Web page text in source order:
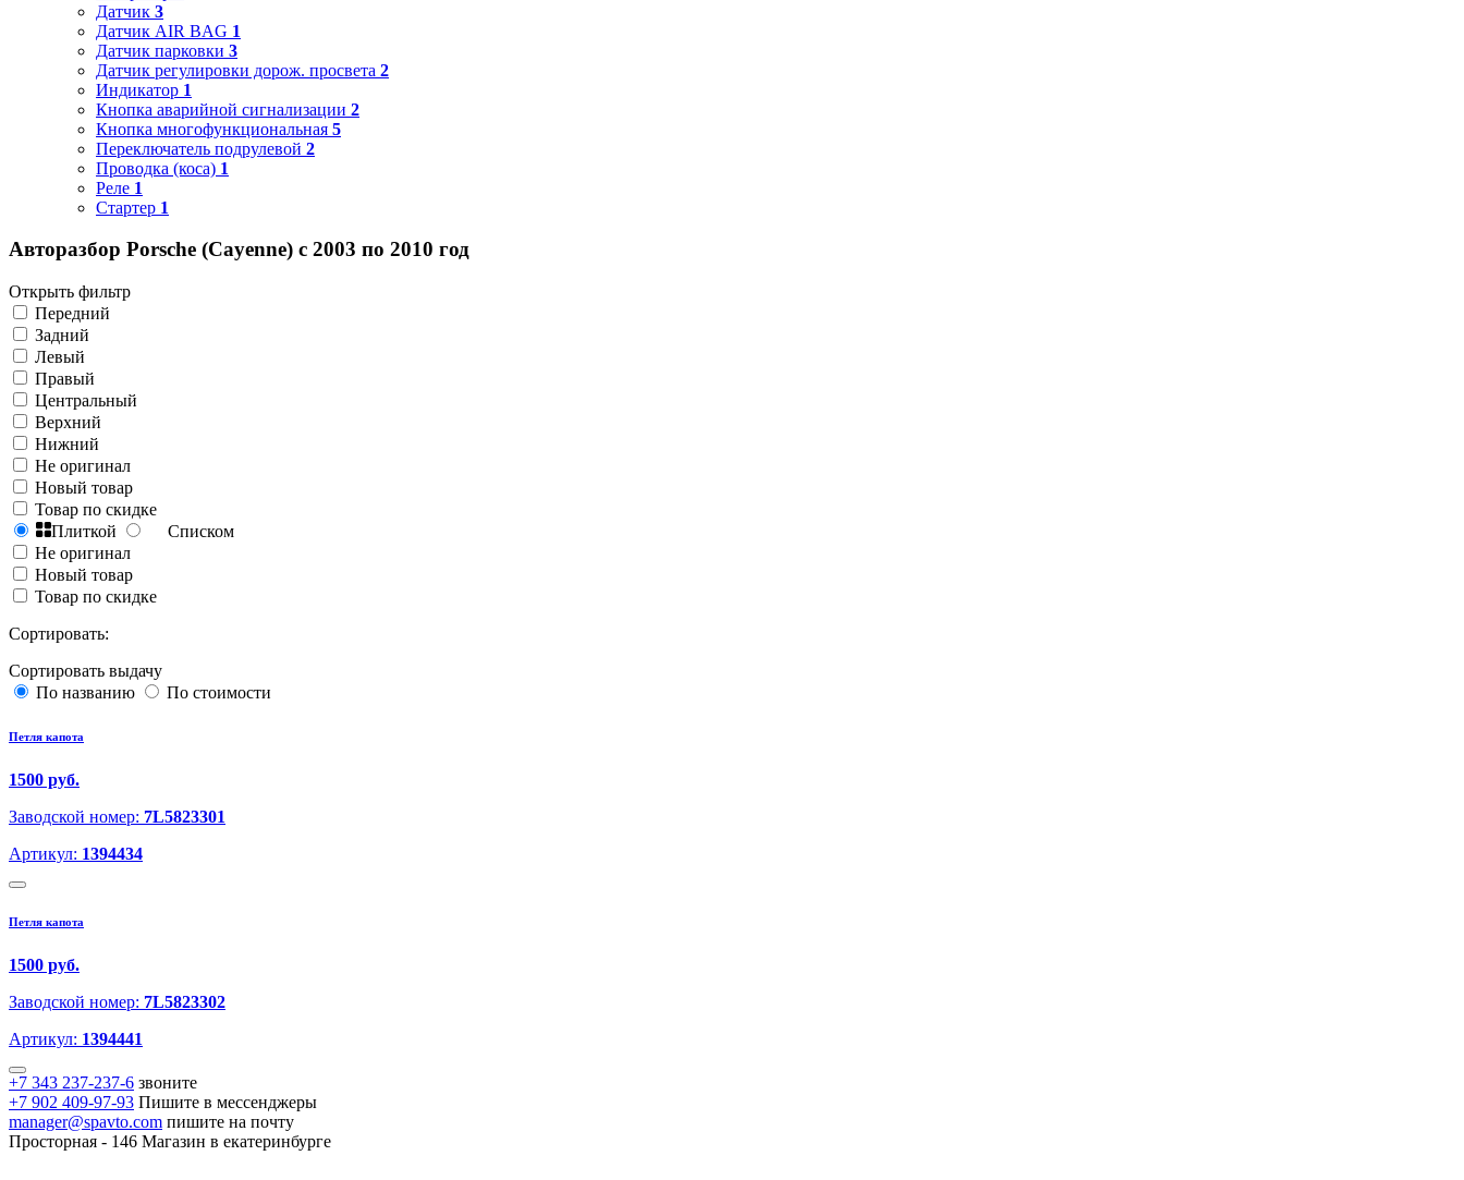
Датчик 3
Датчик AIR BAG 1
Датчик парковки 3
Датчик регулировки дорож. просвета 2
Индикатор 1
Кнопка аварийной сигнализации 2
Кнопка многофункциональная 5
Переключатель подрулевой 2
Проводка (коса) 1
Реле 1
Стартер 1
Авторазбор Porsche (Cayenne) с 2003 по 2010 год
Открыть фильтр
Передний
Задний
Левый
Правый
Центральный
Верхний
Нижний
Не оригинал
Новый товар
Товар по скидке
Плиткой
Списком
Не оригинал
Новый товар
Товар по скидке
Сортировать:
Сортировать выдачу
По названию
По стоимости
Петля капота
1500 руб.
Заводской номер: 7L5823301
Артикул: 1394434
Петля капота
1500 руб.
Заводской номер: 7L5823302
Артикул: 1394441
+7 343 237-237-6 звоните
+7 902 409-97-93 Пишите в мессенджеры
manager@spavto.com пишите на почту
Просторная - 146 Магазин в екатеринбурге